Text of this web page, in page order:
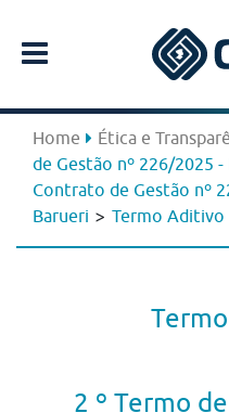
Home Ética e
de Gestão nº 226/2025
Contrato de Gestão nº
Barueri > Termo Aditivo
2 º Termo